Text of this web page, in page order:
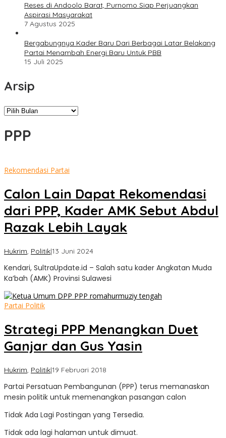
Reses di Andoolo Barat, Purnomo Siap Perjuangkan
Aspirasi Masyarakat
7 Agustus 2025
Bergabungnya Kader Baru Dari Berbagai Latar Belakang
Partai Menambah Energi Baru Untuk PBB
15 Juli 2025
Arsip
Arsip
PPP
Rekomendasi Partai
Calon Lain Dapat Rekomendasi
dari PPP, Kader AMK Sebut Abdul
Razak Lebih Layak
Hukrim, Politik|13 Juni 2024oleh
Update
Kendari, SultraUpdate.id – Salah satu kader Angkatan Muda
Ka’bah (AMK) Provinsi Sulawesi
Partai Politik
Strategi PPP Menangkan Duet
Ganjar dan Gus Yasin
Hukrim, Politik|19 Februari 2018
Partai Persatuan Pembangunan (PPP) terus memanaskan
mesin politik untuk memenangkan pasangan calon
Tidak Ada Lagi Postingan yang Tersedia.
Tidak ada lagi halaman untuk dimuat.